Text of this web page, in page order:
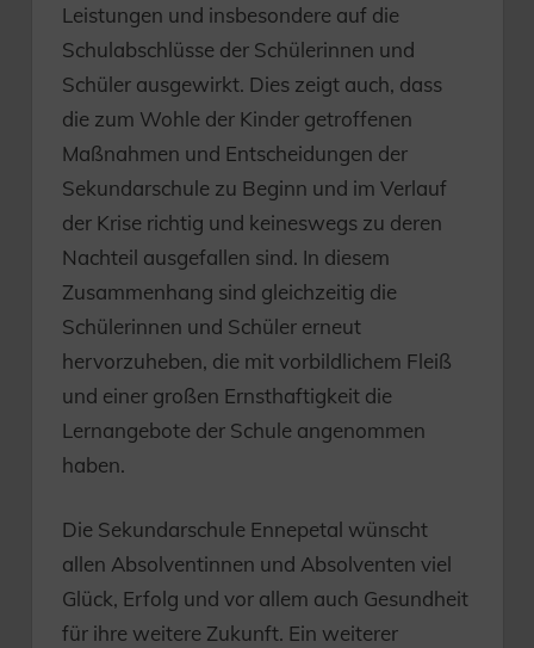
Leistungen und insbesondere auf die
Schulabschlüsse der Schülerinnen und
Schüler ausgewirkt. Dies zeigt auch, dass
die zum Wohle der Kinder getroffenen
Maßnahmen und Entscheidungen der
Sekundarschule zu Beginn und im Verlauf
der Krise richtig und keineswegs zu deren
Nachteil ausgefallen sind. In diesem
Zusammenhang sind gleichzeitig die
Schülerinnen und Schüler erneut
hervorzuheben, die mit vorbildlichem Fleiß
und einer großen Ernsthaftigkeit die
Lernangebote der Schule angenommen
haben.
Die Sekundarschule Ennepetal wünscht
allen Absolventinnen und Absolventen viel
Glück, Erfolg und vor allem auch Gesundheit
für ihre weitere Zukunft. Ein weiterer